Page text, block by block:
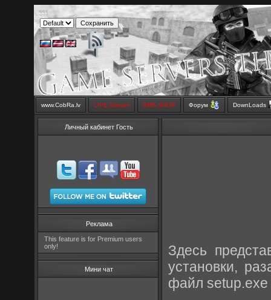
www.CobRa.lv LIVE Stream SMS SHOP Форум DownLoads
Личный кабинет Гость
Реклама
This feature is for Premium users
only!
Мини чат
Здесь
установки,
файл setup.exe